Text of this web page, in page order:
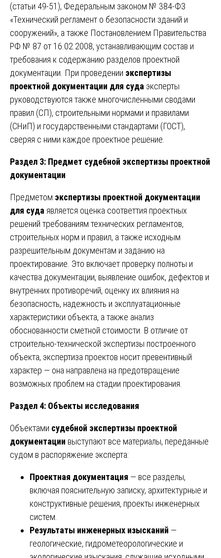
(статьи 49-51), Федеральным законом № 384-ФЗ
«Технический регламент о безопасности зданий и
сооружений», а также Постановлением Правительства
РФ № 87 от 16.02.2008, устанавливающим состав и
требования к содержанию разделов проектной
документации. При проведении экспертизы
проектной документации для суда эксперты
руководствуются также многочисленными сводами
правил (СП), строительными нормами и правилами
(СНиП) и государственными стандартами (ГОСТ),
сверяя с ними каждое проектное решение.
Раздел 3: Предмет судебной экспертизы проектной
документации
Предметом экспертизы проектной документации
для суда является оценка соответтия проектных
решений требованиям технических регламентов,
строительных норм и правил, а также исходным
разрешительным документам и заданию на
проектирование. Это включает проверку полноты и
качества документации, выявление ошибок, дефектов и
внутренних противоречий, оценку их влияния на
безопасность, надежность и эксплуатационные
характеристики объекта, а также анализ
обоснованности сметной стоимости. В отличие от
строительно-технической экспертизы построенного
объекта, экспертиза проектов носит превентивный
характер — она направлена на предотвращение
возможных проблем на стадии проектирования.
Раздел 4: Объекты исследования
Объектами судебной экспертизы проектной
документации выступают все материалы, переданные
судом в распоряжение эксперта:
Проектная документация — все разделы,
включая пояснительную записку, архитектурные и
конструктивные решения, проекты инженерных
систем.
Результаты инженерных изысканий —
геологические, гидрометеорологические и